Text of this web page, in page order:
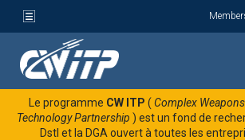
Le programme CW ITP ( Complex
Technology Partnership ) est un fond de
Dstl et la DGA ouvert à toutes les